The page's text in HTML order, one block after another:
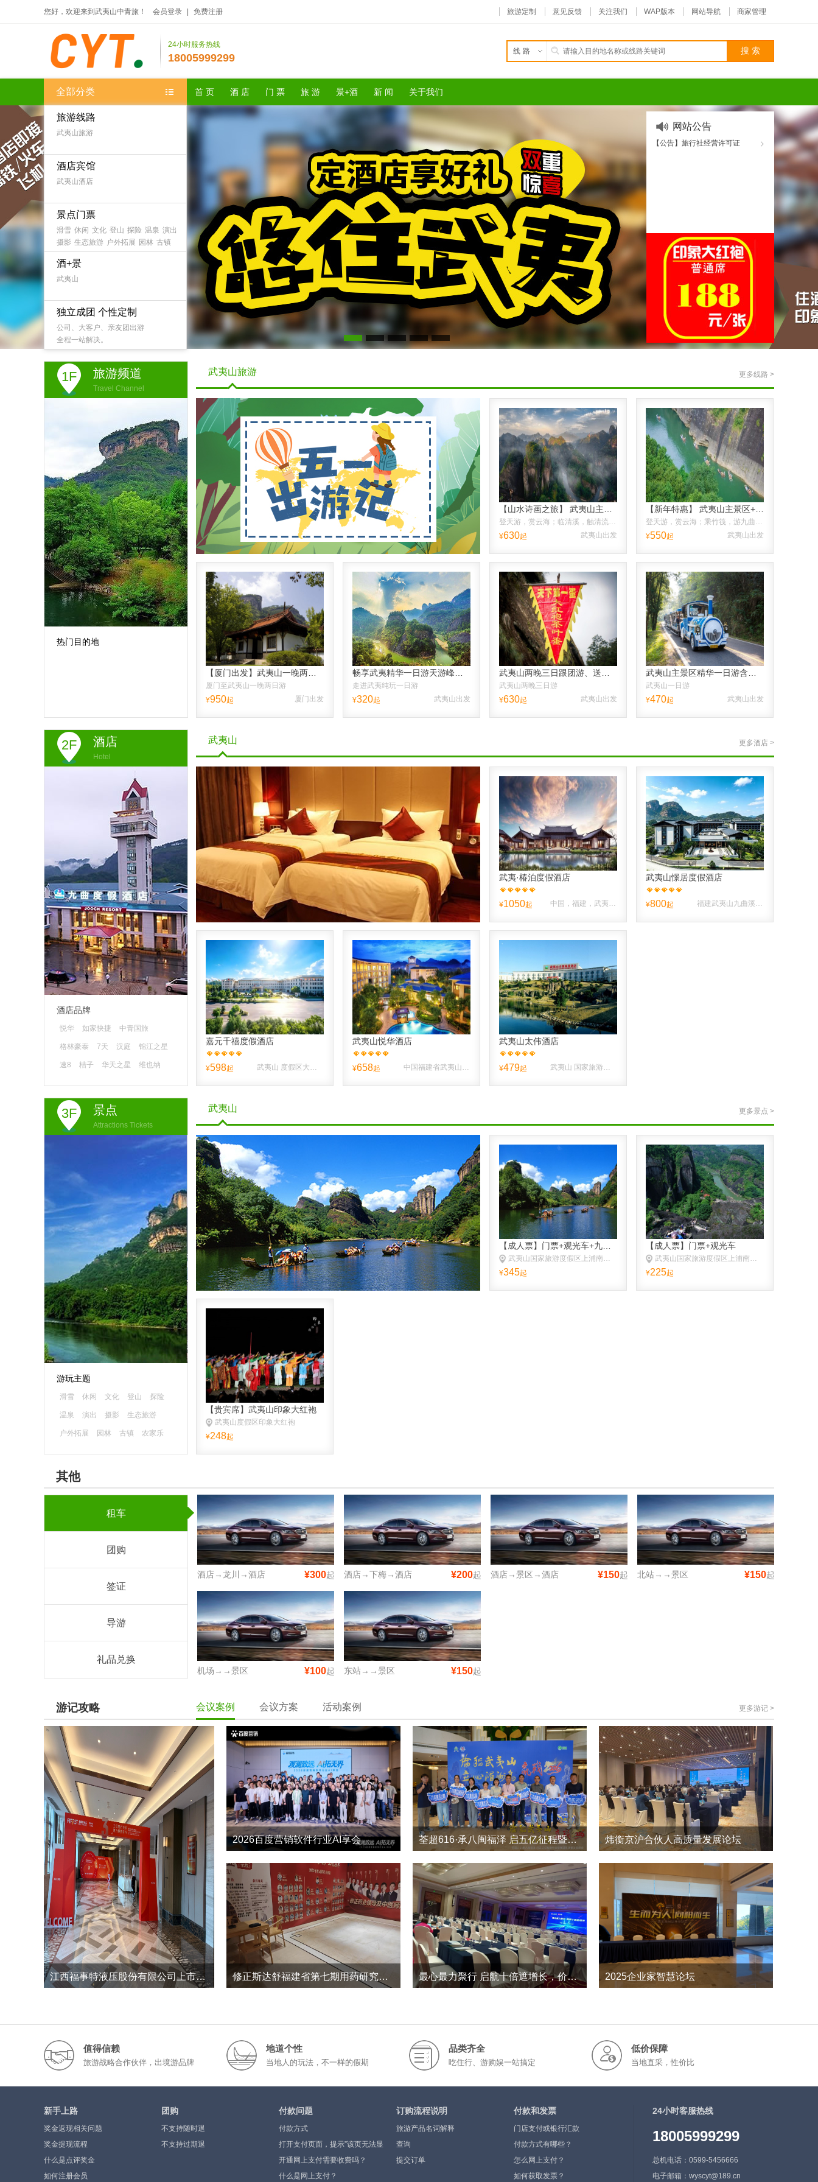
您好，欢迎来到武夷山中青旅！ 会员登录 免费注册 旅游定制 意见反馈 关注我们 WAP版本 网站导航 商家管理
24小时服务热线
18005999299
线路
全部分类
旅游线路
武夷山旅游
酒店宾馆
武夷山酒店
景点门票
滑雪 休闲 文化 登山 探险 温泉 演出
摄影 生态旅游 户外拓展 园林 古镇
农家乐 森林公园 海滨海岛 主题乐园
古迹 避暑
酒+景
武夷山
独立成团 个性定制
公司、大客户、亲友团出游
全程一站解决。
首 页 酒 店 门 票 旅 游 景+酒 新 闻 关于我们
网站公告
【公告】旅行社经营许可证
1F 旅游频道
Travel Channel
热门目的地
武夷山旅游 更多线路 >
登天游，赏云海；临清溪，触清流；赏茶王，品香茗；流连忘返。
¥630起 武夷山出发
登天游，赏云海；乘竹筏，游九曲，二日赏玩武夷美景
¥550起 武夷山出发
厦门至武夷山一晚两日游
¥950起 厦门出发
走进武夷纯玩一日游
¥320起 武夷山出发
武夷山两晚三日游
¥630起 武夷山出发
武夷山一日游
¥470起 武夷山出发
2F 酒店
Hotel
酒店品牌
悦华 如家快捷 中青国旅
格林豪泰 7天 汉庭 锦江之星
速8 桔子 华天之星 维也纳
武夷山 更多酒店 >
武夷·椿泊度假酒店
¥1050起 中国，福建，武夷山，武夷山度假区福隆岩80号距离市中心13.0公里
武夷山憬居度假酒店
¥800起 福建武夷山九曲溪路58号
嘉元千禧度假酒店
¥598起 武夷山 度假区大王峰南路106号
武夷山悦华酒店
¥658起 中国福建省武夷山市国家旅游度假区1号路东
武夷山太伟酒店
¥479起 武夷山 国家旅游度假区 ，近高尔夫路。 【 度假区 】
3F 景点
Attractions Tickets
游玩主题
滑雪 休闲 文化 登山 探险
温泉 演出 摄影 生态旅游
户外拓展 园林 古镇 农家乐
古迹
武夷山 更多景点 >
武夷山国家旅游度假区上浦南入口
¥345起
【成人票】门票+观光车
武夷山国家旅游度假区上浦南入口
¥225起
【贵宾席】武夷山印象大红袍
武夷山度假区印象大红袍
¥248起
其他
租车
团购
签证
导游
礼品兑换
¥300起
酒店→龙川→酒店 ¥200起
酒店→下梅→酒店 ¥150起
酒店→景区→酒店 ¥150起
北站→→景区
¥100起
机场→→景区 ¥150起
东站→→景区
游记攻略 会议案例 会议方案 活动案例 更多游记 >
江西福事特液压股份有限公司上市三周年暨2026半年度经营工作总结会议
2026百度营销软件行业AI享会
2026-5
荃超616·承八闽福泽 启五亿征程暨种业新赛道高质量发展峰会
2026-6
炜衡京沪合伙人高质量发展论坛
2026-4
修正斯达舒福建省第七期用药研究学术会议 最心最力聚行 启航十倍遮增长，价值在线2023年年中会议 2025企业家智慧论坛
值得信赖
旅游战略合作伙伴，出境游品牌
地道个性
当地人的玩法，不一样的假期
品类齐全
吃住行、游购娱一站搞定
低价保障
当地直采，性价比
新手上路
奖金返现相关问题
奖金提现流程
什么是点评奖金
如何注册会员
团购
不支持随时退
不支持过期退
付款问题
付款方式
打开支付页面，提示”该页无法显
示”或空白页，可能是什么原因？
开通网上支付需要收费吗？
什么是网上支付？
订购流程说明
旅游产品名词解释
查询
提交订单
付款和发票
门店支付或银行汇款
付款方式有哪些？
怎么网上支付？
如何获取发票？
24小时客服热线
18005999299
总机电话：0599-5456666
电子邮箱：wyscyt@189.cn